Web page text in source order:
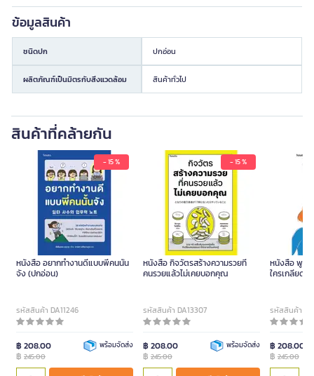
ข้อมูลสินค้า
ชนิดปก ปกอ่อน
ผลิตภัณฑ์เป็นมิตรกับสิ่งแวดล้อม สินค้าทั่วไป
สินค้าที่คล้ายกัน
- 15 %
หนังสือ อยากทำงานดีแบบพี่คนนั้น
จัง (ปกอ่อน)
รหัสสินค้า DA11246
฿ 208.00
฿ 245.00
พร้อมจัดส่ง
- 15 %
หนังสือ กิจวัตรสร้างความรวยที่
คนรวยแล้วไม่เคยบอกคุณ
รหัสสินค้า DA13307
฿ 208.00
฿ 245.00
พร้อมจัดส่ง
หนังสือ พูดไ
ใครเกลียด
รหัสสินค้า
฿ 208.00
฿245.00